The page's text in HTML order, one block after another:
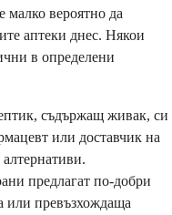
малко вероятно да
аптеки днес. Някои
в определени
съдържащ живак, си
или доставчик на
предлагат по-добри
или превъзхождаща